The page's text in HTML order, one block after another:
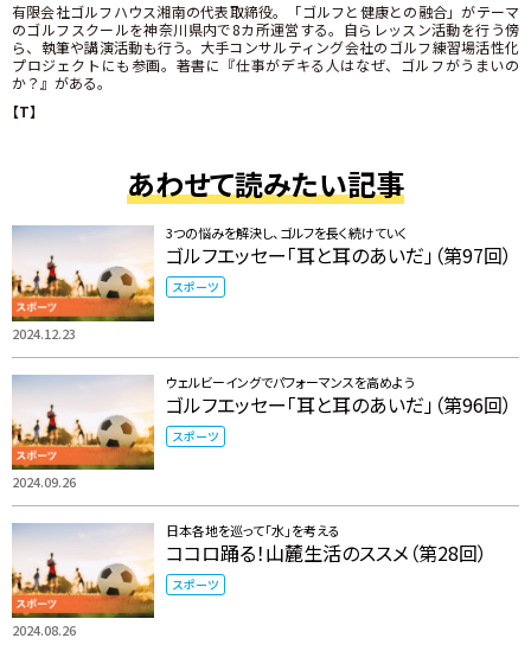
有限会社ゴルフハウス湘南の代表取締役。「ゴルフと健康との融合」がテーマ
のゴルフスクールを神奈川県内で8カ所運営する。自らレッスン活動を行う傍
ら、執筆や講演活動も行う。大手コンサルティング会社のゴルフ練習場活性化
プロジェクトにも参画。著書に『仕事がデキる人はなぜ、ゴルフがうまいの
か？』がある。
【T】
あわせて読みたい記事
2024.12.23
3つの悩みを解決し、ゴルフを長く続けていく
ゴルフエッセー「耳と耳のあいだ」（第97回）
スポーツ
2024.09.26
ウェルビーイングでパフォーマンスを高めよう
ゴルフエッセー「耳と耳のあいだ」（第96回）
スポーツ
2024.08.26
日本各地を巡って「水」を考える
ココロ踊る！山麓生活のススメ（第28回）
スポーツ